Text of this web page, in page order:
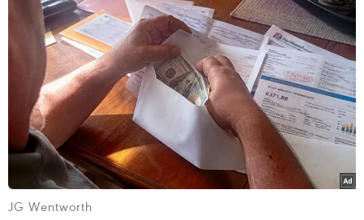
hành kỷ niệm 80 năm Quốc khánh là cơ hội vàng để
ngành du lịch bứt tốc, khi Hà Nội đón lượng khách lớn,
nhiều địa phương khác kích cầu du lịch.
JG Wentworth